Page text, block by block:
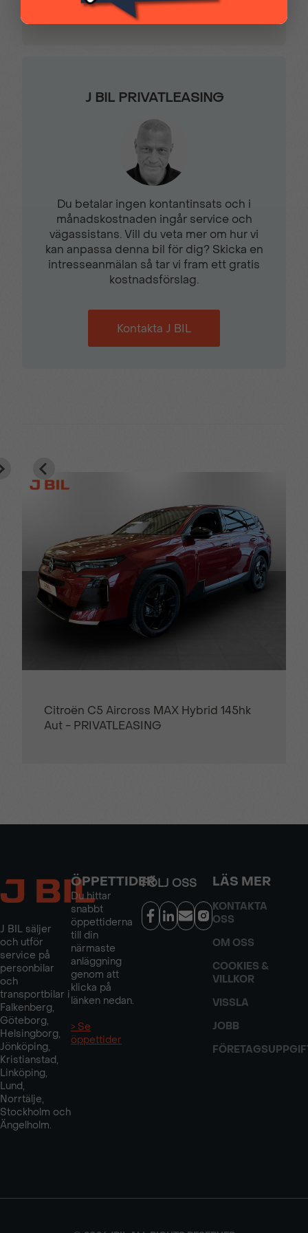
Regnsensor
Svart/grå tygklädsel
Uziris
Sätesvärme fram Trafikskyltsavläsare
Trådlös Apple CarPlay Trötthetsvarnare
utförande
el/bensin
J BIL PRIVATLEASING
Du betalar ingen kontantinsats och i
månadskostnaden ingår service och
vägassistans. Vill du veta mer om hur vi
kan anpassa denna bil för dig? Skicka en
intresseanmälan så tar vi fram ett gratis
kostnadsförslag.
Kontakta J BIL
Citroën C5 Aircross MAX Hybrid 145hk
Aut - PRIVATLEASING
J BIL säljer
och utför
service på
personbilar
och
transportbilar i
Falkenberg,
Göteborg,
Helsingborg,
Jönköping,
Kristianstad,
Linköping,
Lund,
Norrtälje,
Stockholm och
Ängelholm.
ÖPPETTIDER
Du hittar
snabbt
öppettiderna
till din
närmaste
anläggning
genom att
klicka på
länken nedan.
> Se
öppettider
FÖLJ OSS LÄS MER
KONTAKTA
OSS
OM OSS
COOKIES &
VILLKOR
VISSLA
JOBB